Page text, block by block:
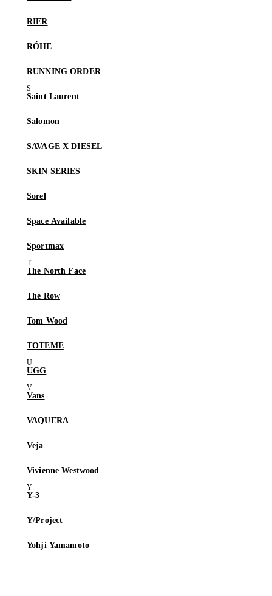
RIER
RÓHE
RUNNING ORDER
Saint Laurent
Salomon
SAVAGE X DIESEL
SKIN SERIES
Sorel
Space Available
Sportmax
The North Face
The Row
Tom Wood
TOTEME
UGG
Vans
VAQUERA
Veja
Vivienne Westwood
Y-3
Y/Project
Yohji Yamamoto